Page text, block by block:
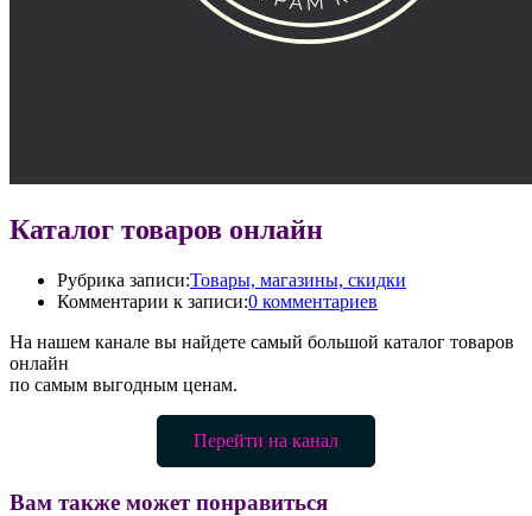
Каталог товаров онлайн
Рубрика записи:Товары, магазины, скидки
Комментарии к записи:0 комментариев
На нашем канале вы найдете самый большой каталог товаров
онлайн
по самым выгодным ценам.
Перейти на канал
Вам также может понравиться